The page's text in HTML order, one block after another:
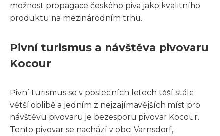
možnost propagace českého piva jako kvalitního
produktu na mezinárodním trhu.
Pivní turismus a návštěva pivovaru
Kocour
Pivní turismus se v posledních letech těší stále
větší oblibě a jedním z nejzajímavějších míst pro
návštěvu pivovaru je bezesporu pivovar Kocour.
Tento pivovar se nachází v obci Varnsdorf,